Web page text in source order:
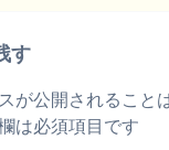
す
が公開されること
は必須項目です